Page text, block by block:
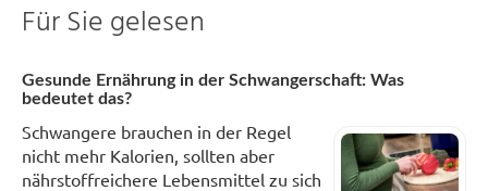
Für Sie gelesen
Gesunde Ernährung in der Schwangerschaft: Was
bedeutet das?
Schwangere brauchen in der Regel
nicht mehr Kalorien, sollten aber
nährstoffreichere Lebensmittel zu sich